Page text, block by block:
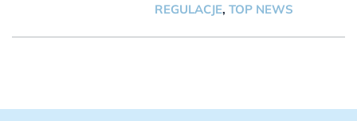
REGULACJE, TOP NEWS